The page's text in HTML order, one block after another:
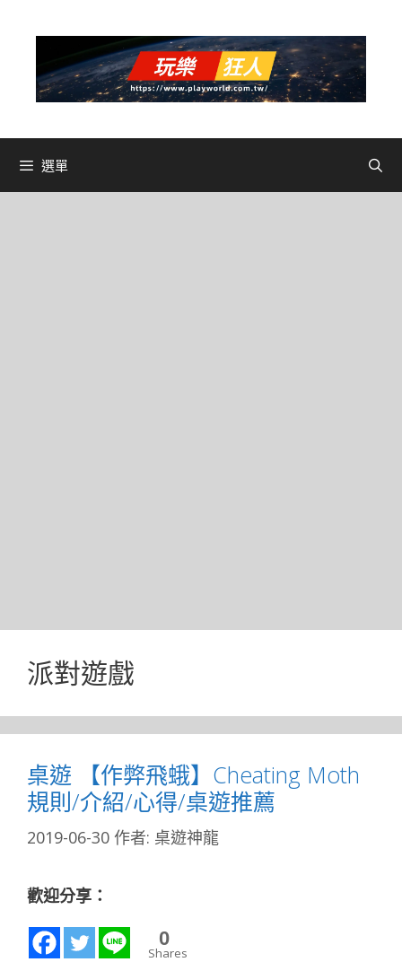
選單
派對遊戲
桌遊 【作弊飛蛾】Cheating Moth
規則/介紹/心得/桌遊推薦
2019-06-30 作者: 桌遊神龍
歡迎分享：
0
Shares